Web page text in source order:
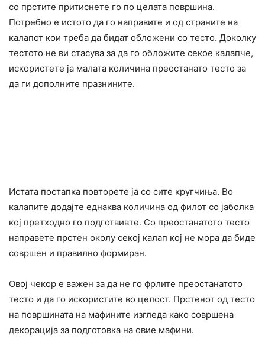
со прстите притиснете го по целата површина.
Потребно е истото да го направите и од страните на
калапот кои треба да бидат обложени со тесто. Доколку
тестото не ви стасува за да го обложите секое калапче,
искористете ја малата количина преостанато тесто за
да ги дополните празнините.
Истата постапка повторете ја со сите кругчиња. Во
калапите додајте еднаква количина од филот со јаболка
кој претходно го подготвивте. Со преостанатото тесто
направете прстен околу секој калап кој не мора да биде
совршен и правилно формиран.
Овој чекор е важен за да не го фрлите преостанатото
тесто и да го искористите во целост. Прстенот од тесто
на површината на мафините изгледа како совршена
декорација за подготовка на овие мафини.